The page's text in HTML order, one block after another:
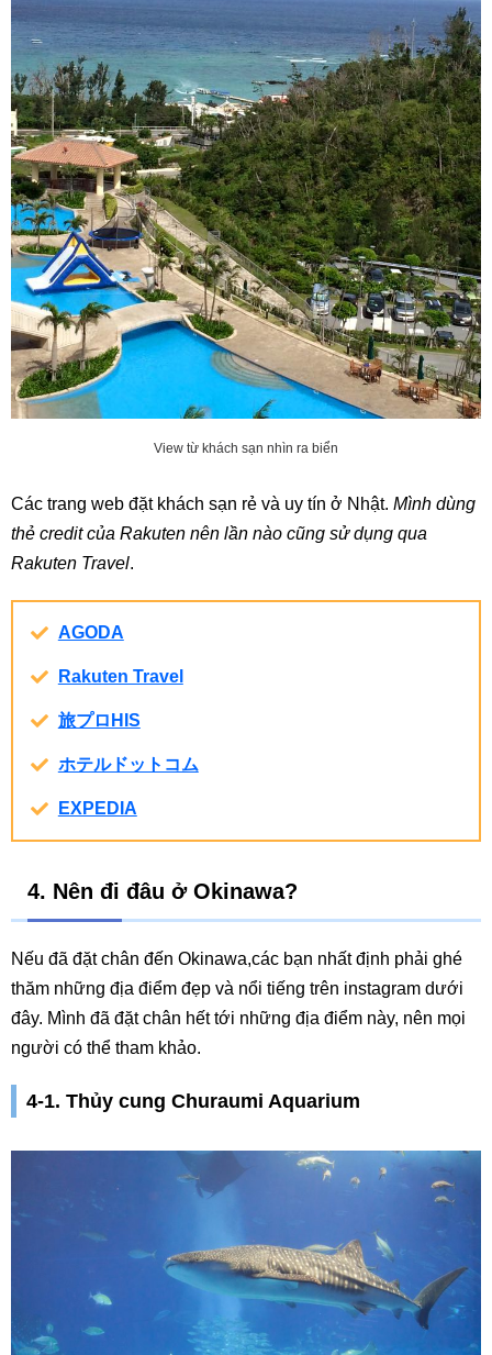
View từ khách sạn nhìn ra biển
Các trang web đặt khách sạn rẻ và uy tín ở Nhật. Mình dùng
thẻ credit của Rakuten nên lần nào cũng sử dụng qua
Rakuten Travel.
AGODA
Rakuten Travel
旅プロHIS
ホテルドットコム
EXPEDIA
4. Nên đi đâu ở Okinawa?
Nếu đã đặt chân đến Okinawa,các bạn nhất định phải ghé
thăm những địa điểm đẹp và nổi tiếng trên instagram dưới
đây. Mình đã đặt chân hết tới những địa điểm này, nên mọi
người có thể tham khảo.
4-1. Thủy cung Churaumi Aquarium